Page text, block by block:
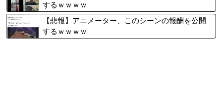
するｗｗｗｗ
【悲報】アニメーター、このシーンの報酬を公開
するｗｗｗｗ